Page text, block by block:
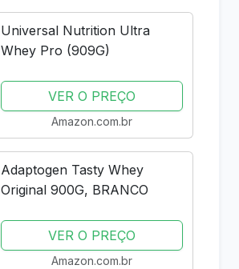
Universal Nutrition Ultra
Whey Pro (909G)
VER O PREÇO
Amazon.com.br
Adaptogen Tasty Whey
Original 900G, BRANCO
VER O PREÇO
Amazon.com.br